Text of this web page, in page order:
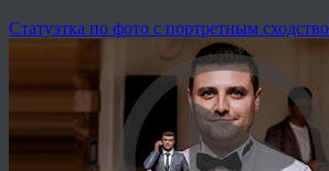
Статуэтка по фото с портретным